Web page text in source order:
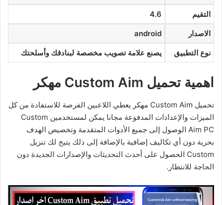
التقيم 4.6
الاصدار android
نوع التطبيق يصنع علامة تصويب مخصصة لبنادقك وأسلحتك
اهمية تحميل Custom Aim مهكر
تحميل Custom Aim مهكر يعطي اللاعبين الفرصة للاستفادة من كل
الميزات والإعدادات المدفوعة مجانا يمكن لمستخدمين Custom
Aim PC الوصول إلى جميع الأدوات المتقدمة وتخصيص الهدف
بحرية دون أي تكاليف إضافية بالإضافة إلى ذلك يتيح لك تنزيل
Custom الحصول على أحدث التحديثات والإصدارات الجديدة دون
الحاجة للانتظار.